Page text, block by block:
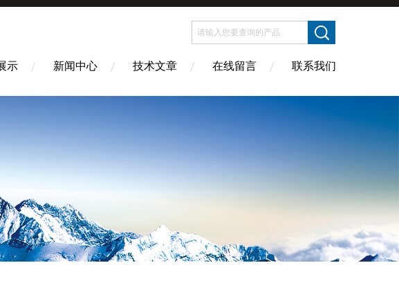
示 新闻中心 技术文章 在线留言 联系我们